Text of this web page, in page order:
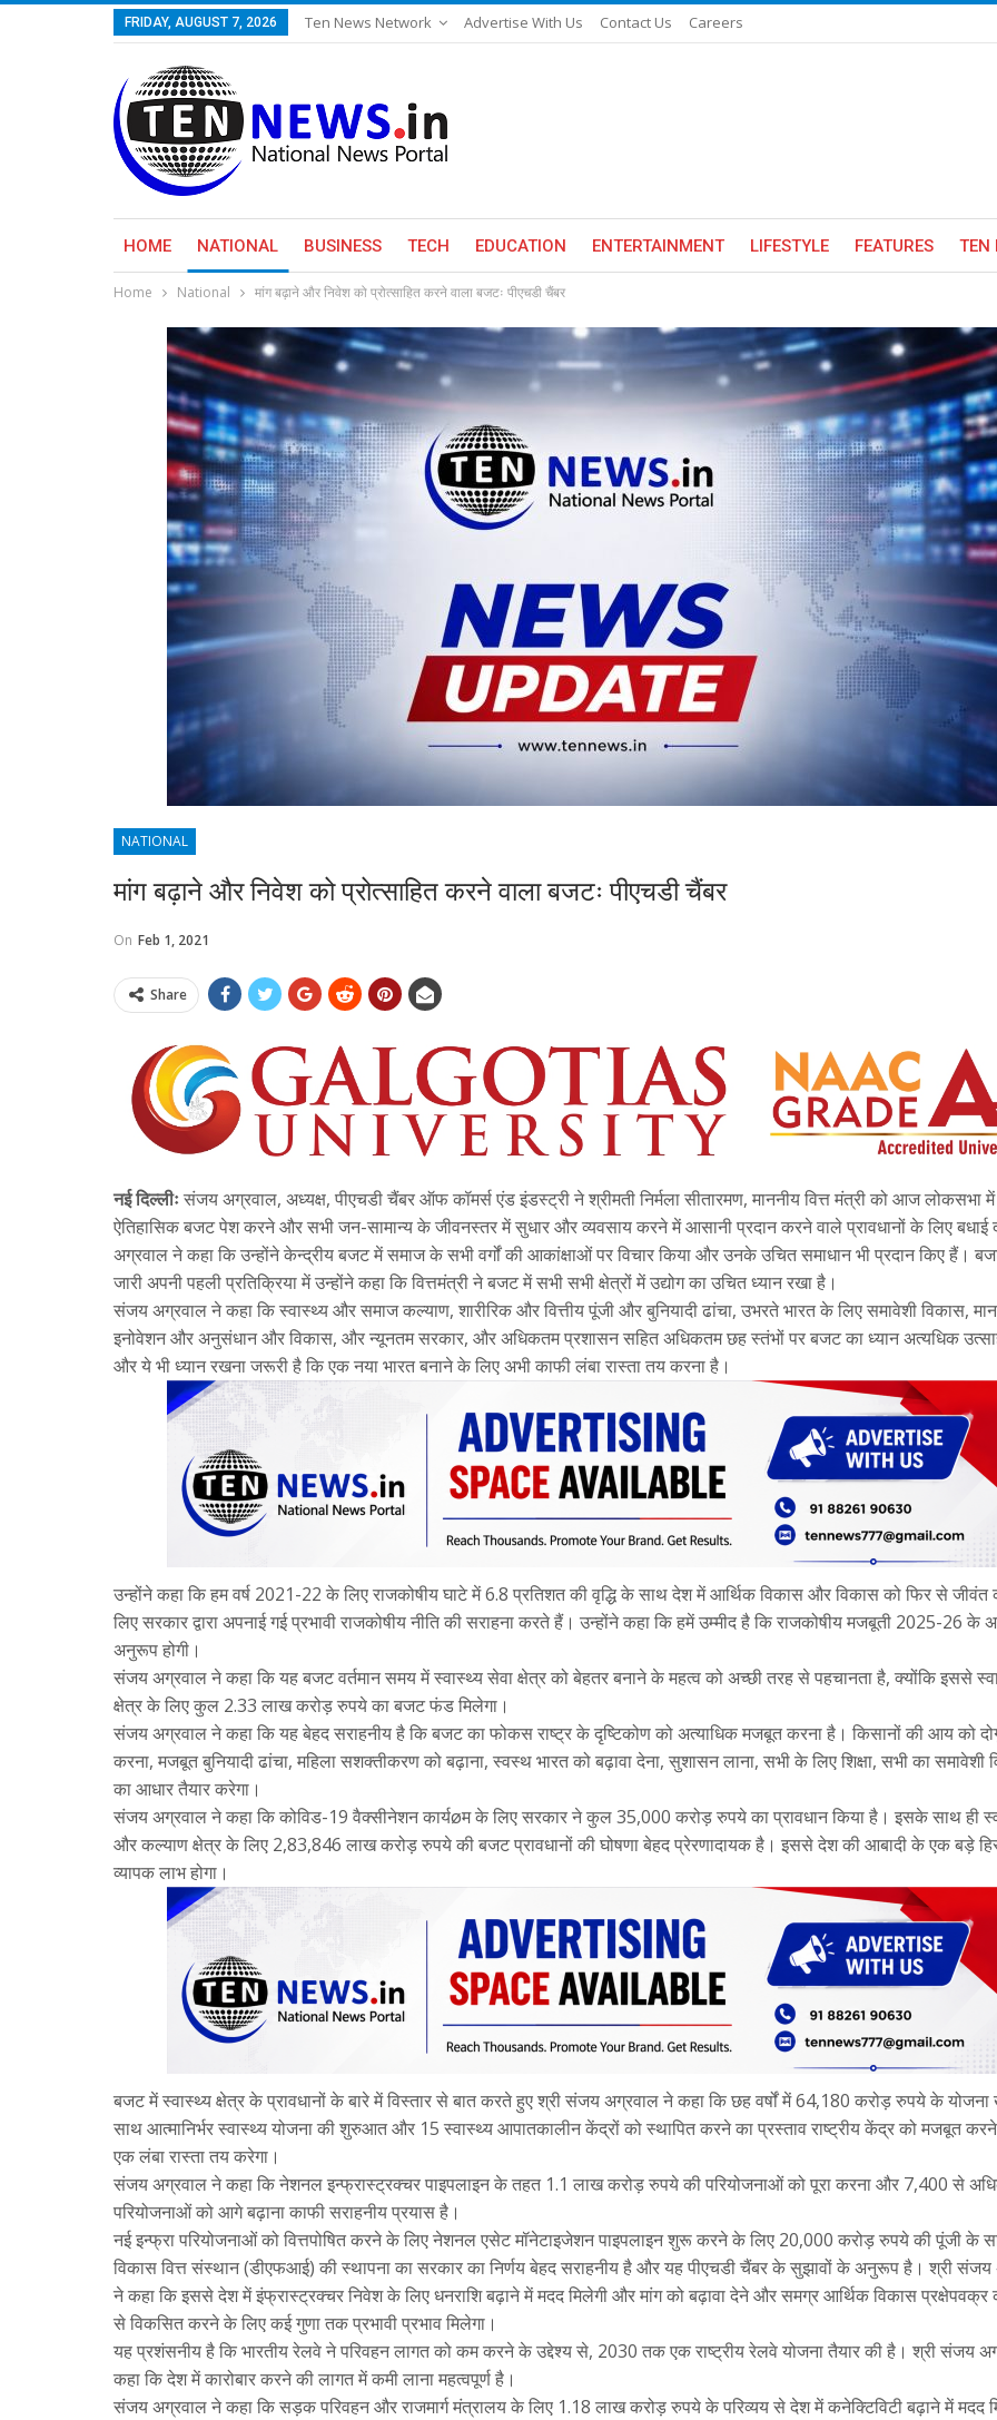
FRIDAY, AUGUST 7, 2026 Ten News Network Advertise With Us Contact Us Careers
HOME NATIONAL BUSINESS TECH EDUCATION ENTERTAINMENT LIFESTYLE FEATURES TEN
Home National मांग बढ़ाने और निवेश को प्रोत्साहित करने वाला बजटः पीएचडी चैंबर
NATIONAL
मांग बढ़ाने और निवेश को प्रोत्साहित करने वाला बजटः पीएचडी चैंबर
On Feb 1, 2021
Share
नई दिल्लीः संजय अग्रवाल, अध्यक्ष, पीएचडी चैंबर ऑफ कॉमर्स एंड इंडस्ट्री ने श्रीमती निर्मला सीतारमण, माननीय वित्त मंत्री को आज लोकसभा
ऐतिहासिक बजट पेश करने और सभी जन-सामान्य के जीवनस्तर में सुधार और व्यवसाय करने में आसानी प्रदान करने वाले प्रावधानों के लिए बधाई
अग्रवाल ने कहा कि उन्होंने केन्द्रीय बजट में समाज के सभी वर्गों की आकांक्षाओं पर विचार किया और उनके उचित समाधान भी प्रदान किए हैं।
जारी अपनी पहली प्रतिक्रिया में उन्होंने कहा कि वित्तमंत्री ने बजट में सभी सभी क्षेत्रों में उद्योग का उचित ध्यान रखा है।
संजय अग्रवाल ने कहा कि स्वास्थ्य और समाज कल्याण, शारीरिक और वित्तीय पूंजी और बुनियादी ढांचा, उभरते भारत के लिए समावेशी विकास,
इनोवेशन और अनुसंधान और विकास, और न्यूनतम सरकार, और अधिकतम प्रशासन सहित अधिकतम छह स्तंभों पर बजट का ध्यान अत्यधिक
और ये भी ध्यान रखना जरूरी है कि एक नया भारत बनाने के लिए अभी काफी लंबा रास्ता तय करना है।
उन्होंने कहा कि हम वर्ष 2021-22 के लिए राजकोषीय घाटे में 6.8 प्रतिशत की वृद्धि के साथ देश में आर्थिक विकास और विकास को फिर से
लिए सरकार द्वारा अपनाई गई प्रभावी राजकोषीय नीति की सराहना करते हैं। उन्होंने कहा कि हमें उम्मीद है कि राजकोषीय मजबूती 2025-26 के
अनुरूप होगी।
संजय अग्रवाल ने कहा कि यह बजट वर्तमान समय में स्वास्थ्य सेवा क्षेत्र को बेहतर बनाने के महत्व को अच्छी तरह से पहचानता है, क्योंकि इससे
क्षेत्र के लिए कुल 2.33 लाख करोड़ रुपये का बजट फंड मिलेगा।
संजय अग्रवाल ने कहा कि यह बेहद सराहनीय है कि बजट का फोकस राष्ट्र के दृष्टिकोण को अत्याधिक मजबूत करना है। किसानों की आय को
करना, मजबूत बुनियादी ढांचा, महिला सशक्तीकरण को बढ़ाना, स्वस्थ भारत को बढ़ावा देना, सुशासन लाना, सभी के लिए शिक्षा, सभी का समावेशी
का आधार तैयार करेगा।
संजय अग्रवाल ने कहा कि कोविड-19 वैक्सीनेशन कार्यøम के लिए सरकार ने कुल 35,000 करोड़ रुपये का प्रावधान किया है। इसके साथ ही
और कल्याण क्षेत्र के लिए 2,83,846 लाख करोड़ रुपये की बजट प्रावधानों की घोषणा बेहद प्रेरणादायक है। इससे देश की आबादी के एक बड़े
व्यापक लाभ होगा।
बजट में स्वास्थ्य क्षेत्र के प्रावधानों के बारे में विस्तार से बात करते हुए श्री संजय अग्रवाल ने कहा कि छह वर्षों में 64,180 करोड़ रुपये के योजना
साथ आत्मानिर्भर स्वास्थ्य योजना की शुरुआत और 15 स्वास्थ्य आपातकालीन केंद्रों को स्थापित करने का प्रस्ताव राष्ट्रीय केंद्र को मजबूत
एक लंबा रास्ता तय करेगा।
संजय अग्रवाल ने कहा कि नेशनल इन्फ्रास्ट्रक्चर पाइपलाइन के तहत 1.1 लाख करोड़ रुपये की परियोजनाओं को पूरा करना और 7,400 से
परियोजनाओं को आगे बढ़ाना काफी सराहनीय प्रयास है।
नई इन्फ्रा परियोजनाओं को वित्तपोषित करने के लिए नेशनल एसेट मॉनेटाइजेशन पाइपलाइन शुरू करने के लिए 20,000 करोड़ रुपये की पूंजी के
विकास वित्त संस्थान (डीएफआई) की स्थापना का सरकार का निर्णय बेहद सराहनीय है और यह पीएचडी चैंबर के सुझावों के अनुरूप है। श्री
ने कहा कि इससे देश में इंफ्रास्ट्रक्चर निवेश के लिए धनराशि बढ़ाने में मदद मिलेगी और मांग को बढ़ावा देने और समग्र आर्थिक विकास प्रक्षेपवक्र
से विकसित करने के लिए कई गुणा तक प्रभावी प्रभाव मिलेगा।
यह प्रशंसनीय है कि भारतीय रेलवे ने परिवहन लागत को कम करने के उद्देश्य से, 2030 तक एक राष्ट्रीय रेलवे योजना तैयार की है। श्री संजय
कहा कि देश में कारोबार करने की लागत में कमी लाना महत्वपूर्ण है।
संजय अग्रवाल ने कहा कि सड़क परिवहन और राजमार्ग मंत्रालय के लिए 1.18 लाख करोड़ रुपये के परिव्यय से देश में कनेक्टिविटी बढ़ाने में मदद